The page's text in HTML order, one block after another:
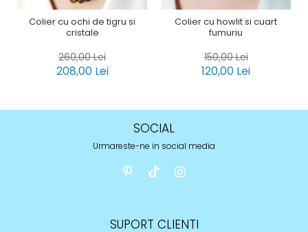
Colier cu ochi de tigru si
cristale
260,00 Lei
208,00 Lei
Colier cu howlit si cuart
fumuriu
150,00 Lei
120,00 Lei
SOCIAL
Urmareste-ne in social media
SUPORT CLIENTI